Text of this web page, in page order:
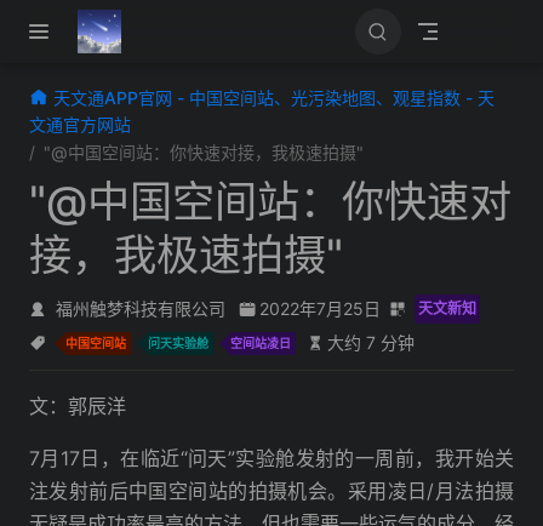
跳至主要內容
天文通APP官网 - 中国空间站、光污染地图、观星指数 - 天
文通官方网站
"@中国空间站：你快速对接，我极速拍摄"
"@中国空间站：你快速对
接，我极速拍摄"
福州触梦科技有限公司 2022年7月25日 天文新知
中国空间站 问天实验舱 空间站凌日 大约 7 分钟
文：郭辰洋
7月17日，在临近“问天”实验舱发射的一周前，我开始关
注发射前后中国空间站的拍摄机会。采用凌日/月法拍摄